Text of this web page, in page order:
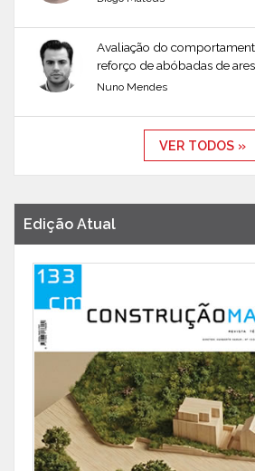
Avaliação do
reforço de abóbadas de
Nuno Mendes
VER TODOS »
Edição Atual